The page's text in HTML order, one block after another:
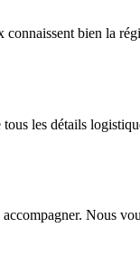
bien la
les détails
Nous